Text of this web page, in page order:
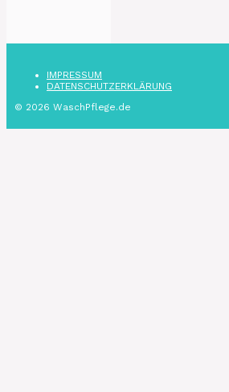
IMPRESSUM
DATENSCHUTZ­ERKLÄRUNG
© 2026 WaschPflege.de